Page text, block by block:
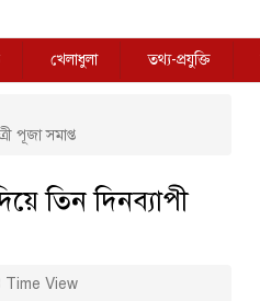
খেলাধুলা তথ্য-প্রযুক্তি
পূজা সমাপ্ত
তিন দিনব্যাপী
Time View